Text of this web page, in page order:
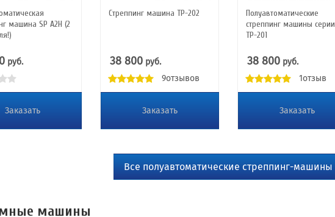
машина SP A2H (2
руб.
Заказать
Стреппинг машина ТР-202
38 800 руб.
9отзывов
Заказать
Полуавтоматические
стреппинг машины серии
ТР-201
38 800 руб.
1отзыв
Заказать
Все полуавтоматические стреппинг-машины
машины